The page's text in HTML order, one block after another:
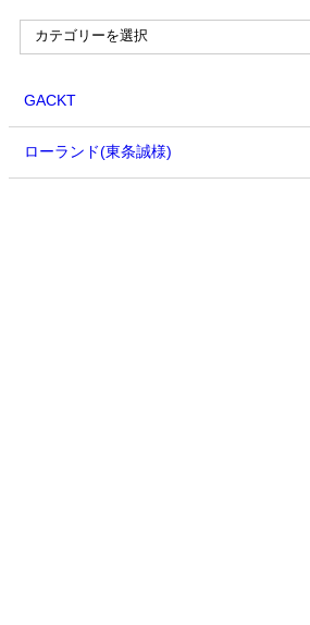
GACKT
ローランド(東条誠様)